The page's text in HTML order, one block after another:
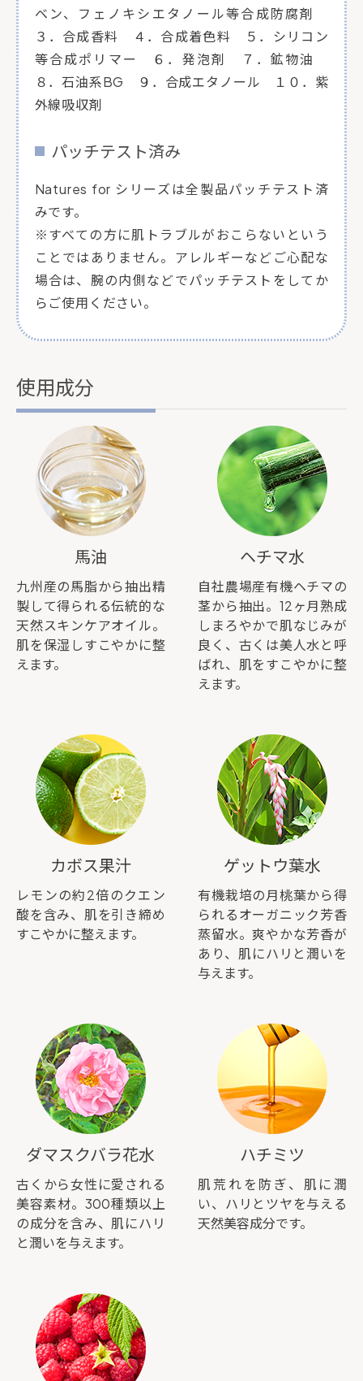
ベン、フェノキシエタノール等合成防腐剤
３．合成香料 ４．合成着色料 ５．シリコン
等合成ポリマー ６．発泡剤 ７．鉱物油
８．石油系BG ９．合成エタノール １０．紫
外線吸収剤
パッチテスト済み
Natures for シリーズは全製品パッチテスト済
みです。
※すべての方に肌トラブルがおこらないという
ことではありません。アレルギーなどご心配な
場合は、腕の内側などでパッチテストをしてか
らご使用ください。
使用成分
馬油
九州産の馬脂から抽出精
製して得られる伝統的な
天然スキンケアオイル。
肌を保湿しすこやかに整
えます。
ヘチマ水
自社農場産有機ヘチマの
茎から抽出。12ヶ月熟成
しまろやかで肌なじみが
良く、古くは美人水と呼
ばれ、肌をすこやかに整
えます。
カボス果汁
レモンの約2倍のクエン
酸を含み、肌を引き締め
すこやかに整えます。
ゲットウ葉水
有機栽培の月桃葉から得
られるオーガニック芳香
蒸留水。爽やかな芳香が
あり、肌にハリと潤いを
与えます。
ダマスクバラ花水
古くから女性に愛される
美容素材。300種類以上
の成分を含み、肌にハリ
と潤いを与えます。
ハチミツ
肌荒れを防ぎ、肌に潤
い、ハリとツヤを与える
天然美容成分です。